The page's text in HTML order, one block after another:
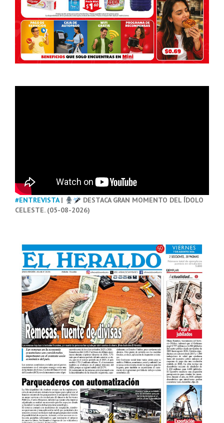
#ENTREVISTA|
DESTACA GRAN MOMENTO DEL ÍDOLO
CELESTE. (05-08-2026)